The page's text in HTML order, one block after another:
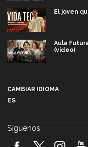
El joven
Aula
(video)
2026!
CAMBIAR IDIOMA
ES
Síguenos